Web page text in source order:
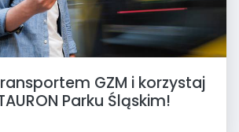
GZM i korzystaj
Parku Śląskim!